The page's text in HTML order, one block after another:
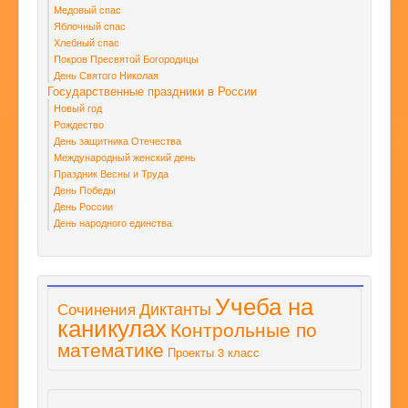
Медовый спас
Яблочный спас
Хлебный спас
Покров Пресвятой Богородицы
День Святого Николая
Государственные праздники в России
Новый год
Рождество
День защитника Отечества
Международный женский день
Праздник Весны и Труда
День Победы
День России
День народного единства
Сочинения Диктанты Учеба на
каникулахКонтрольные по
математике Проекты 3 класс